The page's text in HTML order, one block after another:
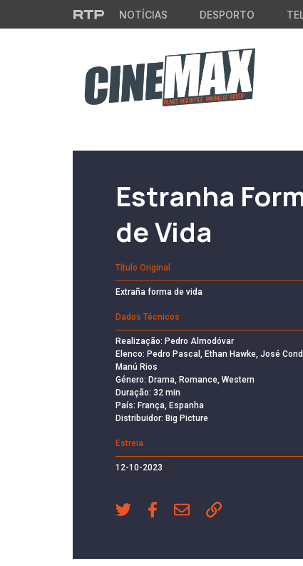
Saltar para o conteúdo principal
NOTÍCIAS DESPORTO
Estranha
de Vida
Título Original
Extraña forma de vida
Dados Técnicos
Realização: Pedro Almodóvar
Elenco: Pedro Pascal, Ethan Hawke, José
Manú Rios
Género: Drama, Romance, Western
Duração: 32 min
País: França, Espanha
Distribuidor: Big Picture
Estreia
12-10-2023